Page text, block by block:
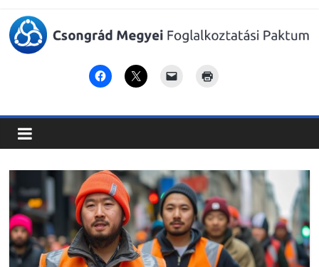
Csongrád
Megyei
Foglalkoztatási
Paktum